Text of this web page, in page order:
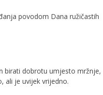
povodom Dana ružičastih
birati dobrotu umjesto mržnje,
ali je uvijek vrijedno.